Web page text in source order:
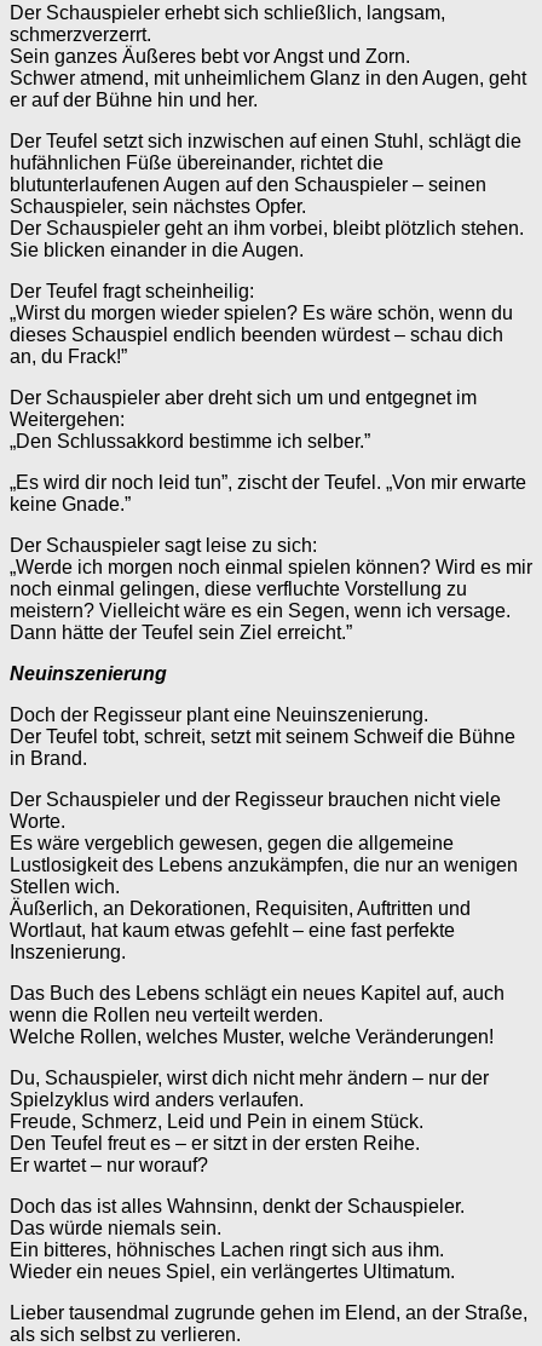
Der Schauspieler erhebt sich schließlich, langsam,
schmerzverzerrt.
Sein ganzes Äußeres bebt vor Angst und Zorn.
Schwer atmend, mit unheimlichem Glanz in den Augen, geht
er auf der Bühne hin und her.
Der Teufel setzt sich inzwischen auf einen Stuhl, schlägt die
hufähnlichen Füße übereinander, richtet die
blutunterlaufenen Augen auf den Schauspieler – seinen
Schauspieler, sein nächstes Opfer.
Der Schauspieler geht an ihm vorbei, bleibt plötzlich stehen.
Sie blicken einander in die Augen.
Der Teufel fragt scheinheilig:
„Wirst du morgen wieder spielen? Es wäre schön, wenn du
dieses Schauspiel endlich beenden würdest – schau dich
an, du Frack!”
Der Schauspieler aber dreht sich um und entgegnet im
Weitergehen:
„Den Schlussakkord bestimme ich selber.”
„Es wird dir noch leid tun”, zischt der Teufel. „Von mir erwarte
keine Gnade.”
Der Schauspieler sagt leise zu sich:
„Werde ich morgen noch einmal spielen können? Wird es mir
noch einmal gelingen, diese verfluchte Vorstellung zu
meistern? Vielleicht wäre es ein Segen, wenn ich versage.
Dann hätte der Teufel sein Ziel erreicht.”
Neuinszenierung
Doch der Regisseur plant eine Neuinszenierung.
Der Teufel tobt, schreit, setzt mit seinem Schweif die Bühne
in Brand.
Der Schauspieler und der Regisseur brauchen nicht viele
Worte.
Es wäre vergeblich gewesen, gegen die allgemeine
Lustlosigkeit des Lebens anzukämpfen, die nur an wenigen
Stellen wich.
Äußerlich, an Dekorationen, Requisiten, Auftritten und
Wortlaut, hat kaum etwas gefehlt – eine fast perfekte
Inszenierung.
Das Buch des Lebens schlägt ein neues Kapitel auf, auch
wenn die Rollen neu verteilt werden.
Welche Rollen, welches Muster, welche Veränderungen!
Du, Schauspieler, wirst dich nicht mehr ändern – nur der
Spielzyklus wird anders verlaufen.
Freude, Schmerz, Leid und Pein in einem Stück.
Den Teufel freut es – er sitzt in der ersten Reihe.
Er wartet – nur worauf?
Doch das ist alles Wahnsinn, denkt der Schauspieler.
Das würde niemals sein.
Ein bitteres, höhnisches Lachen ringt sich aus ihm.
Wieder ein neues Spiel, ein verlängertes Ultimatum.
Lieber tausendmal zugrunde gehen im Elend, an der Straße,
als sich selbst zu verlieren.